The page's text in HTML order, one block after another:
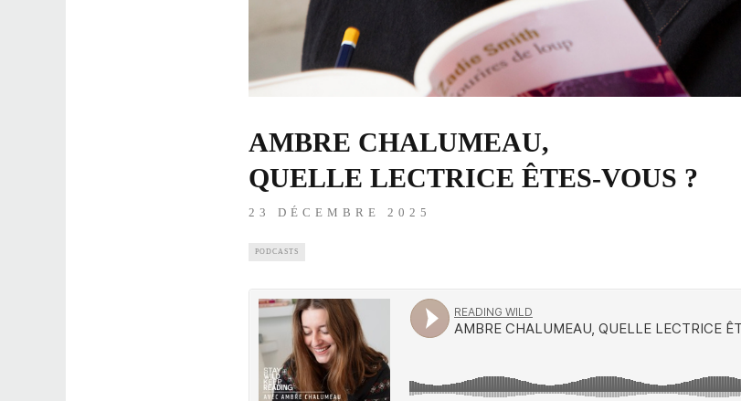
AMBRE CHALUMEAU,
QUELLE LECTRICE ÊTES-VOUS ?
23 DÉCEMBRE 2025
PODCASTS